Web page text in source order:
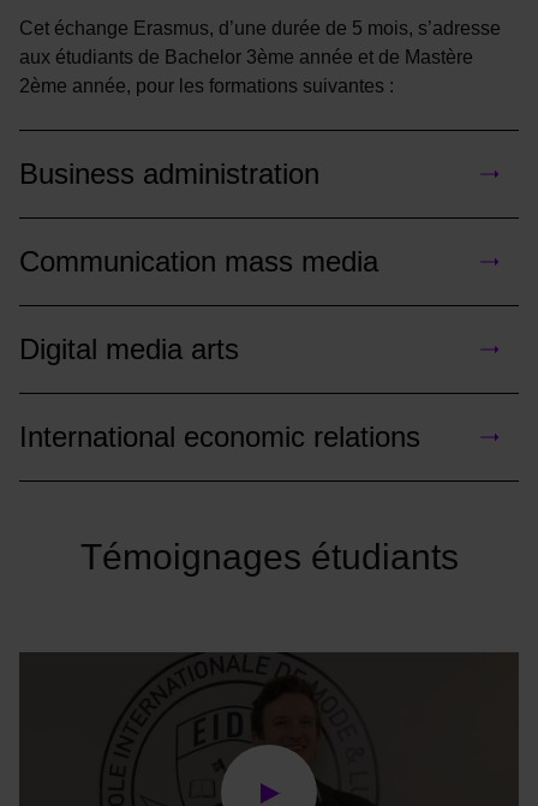
Cet échange Erasmus, d’une durée de 5 mois, s’adresse
aux étudiants de Bachelor 3ème année et de Mastère
2ème année, pour les formations suivantes :
Business administration
Communication mass media
Digital media arts
International economic relations
Témoignages étudiants